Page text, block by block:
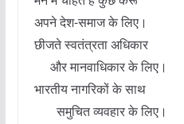
अपने देश-समाज के लिए।
छीजते स्वतंत्रता अधिकार
और मानवाधिकार के लिए।
भारतीय नागरिकों के साथ
समुचित व्यवहार के लिए।